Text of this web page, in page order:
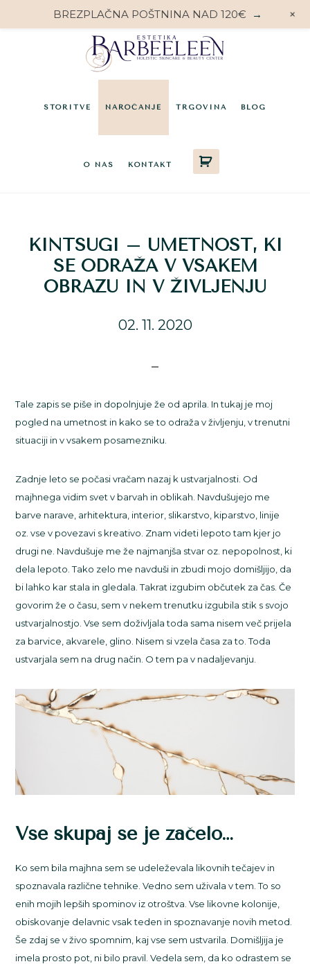
STORITVE NAROČANJE TRGOVINA BLOG
O NAS KONTAKT
KINTSUGI – UMETNOST, KI
SE ODRAŽA V VSAKEM
OBRAZU IN V ŽIVLJENJU
02. 11. 2020
Tale zapis se piše in dopolnjuje že od aprila. In tukaj je moj
pogled na umetnost in kako se to odraža v življenju, v trenutni
situaciji in v vsakem posamezniku.
Zadnje leto se počasi vračam nazaj k ustvarjalnosti. Od
majhnega vidim svet v barvah in oblikah. Navdušujejo me
barve narave, arhitektura, interior, slikarstvo, kiparstvo, linije
oz. vse v povezavi s kreativo. Znam videti lepoto tam kjer jo
drugi ne. Navdušuje me že najmanjša stvar oz. nepopolnost, ki
dela lepoto. Tako zelo me navduši in zbudi mojo domišljijo, da
bi lahko kar stala in gledala. Takrat izgubim občutek za čas. Če
govorim že o času, sem v nekem trenutku izgubila stik s svojo
ustvarjalnostjo. Vse sem doživljala toda sama nisem več prijela
za barvice, akvarele, glino. Nisem si vzela časa za to. Toda
ustvarjala sem na drug način. O tem pa v nadaljevanju.
Vse skupaj se je začelo…
Ko sem bila majhna sem se udeleževala likovnih tečajev in
spoznavala različne tehnike. Vedno sem uživala v tem. To so
enih mojih lepših spominov iz otroštva. Vse likovne kolonije,
obiskovanje delavnic vsak teden in spoznavanje novih metod.
Še zdaj se v živo spomnim, kaj vse sem ustvarila. Domišljija je
imela prosto pot, ni bilo pravil. Vedela sem, da ko odrastem se
BREZPLAČNA POŠTNINA NAD 120€ → +